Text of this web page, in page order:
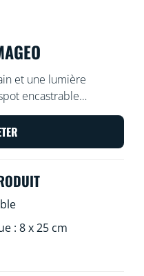
et une lumière
encastrable
de deux spots
avec une lumière
Wi-Fi actuel pour le
: 8 x 25 cm